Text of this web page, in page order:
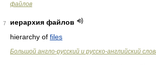
файлов
7
иерархия файлов
hierarchy of files
Большой англо-русский и русско-английский